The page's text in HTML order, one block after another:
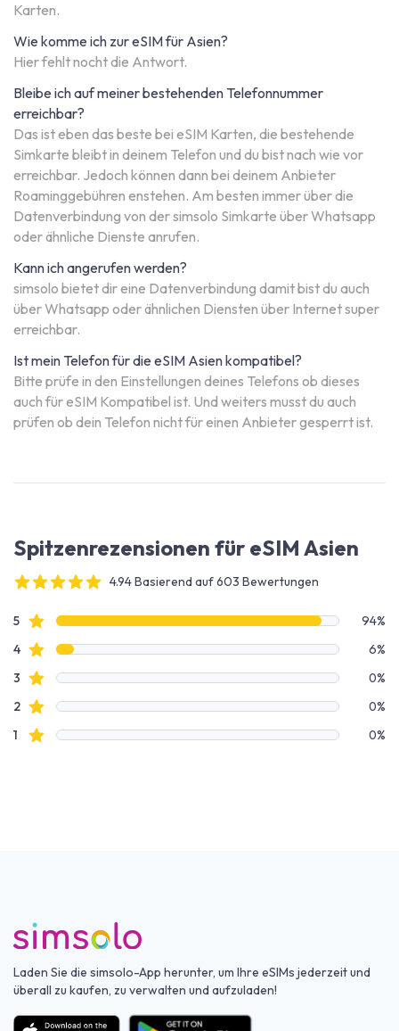
Karten.
Wie komme ich zur eSIM für Asien?
Hier fehlt nocht die Antwort.
Bleibe ich auf meiner bestehenden Telefonnummer
erreichbar?
Das ist eben das beste bei eSIM Karten, die bestehende
Simkarte bleibt in deinem Telefon und du bist nach wie vor
erreichbar. Jedoch können dann bei deinem Anbieter
Roaminggebühren enstehen. Am besten immer über die
Datenverbindung von der simsolo Simkarte über Whatsapp
oder ähnliche Dienste anrufen.
Kann ich angerufen werden?
simsolo bietet dir eine Datenverbindung damit bist du auch
über Whatsapp oder ähnlichen Diensten über Internet super
erreichbar.
Ist mein Telefon für die eSIM Asien kompatibel?
Bitte prüfe in den Einstellungen deines Telefons ob dieses
auch für eSIM Kompatibel ist. Und weiters musst du auch
prüfen ob dein Telefon nicht für einen Anbieter gesperrt ist.
Spitzenrezensionen für eSIM Asien
4.94 Basierend auf 603 Bewertungen
Bewertungsdaten
5Sterne Bewertungen
94%
4Sterne Bewertungen
6%
3 Sterne Bewertungen
0%
2Sterne Bewertungen
0%
1 Sterne Bewertungen 0%
Laden Sie die simsolo-App herunter, um Ihre eSIMs jederzeit und
überall zu kaufen, zu verwalten und aufzuladen!